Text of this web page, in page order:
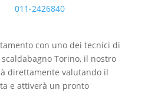
011-2426840
con uno dei tecnici di
Torino, il nostro
direttamente valutando il
e attiverà un pronto